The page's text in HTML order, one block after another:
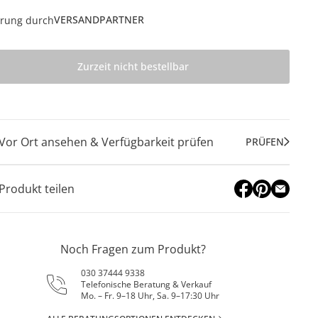
durchVERSANDPARTNER
Zurzeit nicht bestellbar
Ort ansehen & Verfügbarkeit prüfen PRÜFEN
teilen
Noch Fragen zum Produkt?
030 37444 9338
Telefonische Beratung & Verkauf
Mo. – Fr. 9–18 Uhr, Sa. 9–17:30 Uhr